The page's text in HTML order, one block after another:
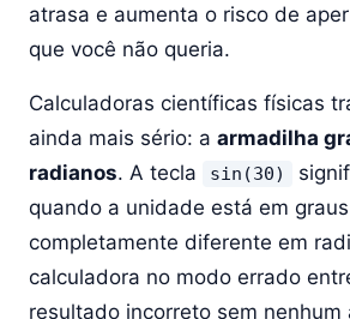
atrasa e aumenta o risco de
que você não queria.
Calculadoras científicas físicas
ainda mais sério: a armadilha
radianos. A tecla sin(30)
quando a unidade está em
completamente diferente em
calculadora no modo errado
resultado incorreto sem nenhum